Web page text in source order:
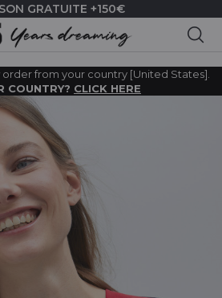
GRATUITE +150€
from your country [United States].
COUNTRY? CLICK HERE